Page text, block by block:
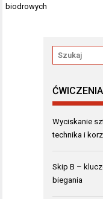
biodrowych
ĆWICZENIA
Wyciskanie
technika i
Skip B –
biegania